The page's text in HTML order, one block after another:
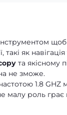
як
та якісному
не зможе.
1.8 GHZ
малу роль грає